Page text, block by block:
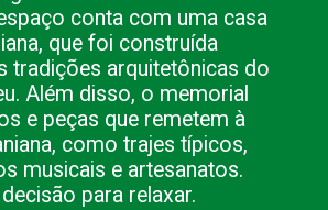
conta com uma casa
que foi construída
tradições arquitetônicas do
Além disso, o memorial
e peças que remetem à
como trajes típicos,
musicais e artesanatos.
decisão para relaxar.